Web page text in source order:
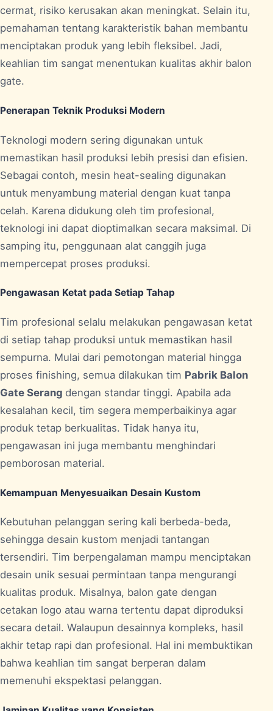
cermat, risiko kerusakan akan meningkat. Selain itu,
pemahaman tentang karakteristik bahan membantu
menciptakan produk yang lebih fleksibel. Jadi,
keahlian tim sangat menentukan kualitas akhir balon
gate.
Penerapan Teknik Produksi Modern
Teknologi modern sering digunakan untuk
memastikan hasil produksi lebih presisi dan efisien.
Sebagai contoh, mesin heat-sealing digunakan
untuk menyambung material dengan kuat tanpa
celah. Karena didukung oleh tim profesional,
teknologi ini dapat dioptimalkan secara maksimal. Di
samping itu, penggunaan alat canggih juga
mempercepat proses produksi.
Pengawasan Ketat pada Setiap Tahap
Tim profesional selalu melakukan pengawasan ketat
di setiap tahap produksi untuk memastikan hasil
sempurna. Mulai dari pemotongan material hingga
proses finishing, semua dilakukan tim Pabrik Balon
Gate Serang dengan standar tinggi. Apabila ada
kesalahan kecil, tim segera memperbaikinya agar
produk tetap berkualitas. Tidak hanya itu,
pengawasan ini juga membantu menghindari
pemborosan material.
Kemampuan Menyesuaikan Desain Kustom
Kebutuhan pelanggan sering kali berbeda-beda,
sehingga desain kustom menjadi tantangan
tersendiri. Tim berpengalaman mampu menciptakan
desain unik sesuai permintaan tanpa mengurangi
kualitas produk. Misalnya, balon gate dengan
cetakan logo atau warna tertentu dapat diproduksi
secara detail. Walaupun desainnya kompleks, hasil
akhir tetap rapi dan profesional. Hal ini membuktikan
bahwa keahlian tim sangat berperan dalam
memenuhi ekspektasi pelanggan.